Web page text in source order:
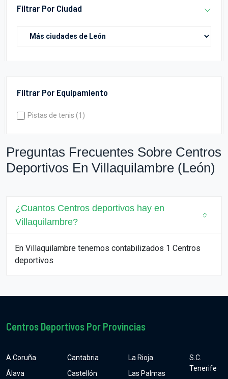
Filtrar Por Ciudad
Filtrar Por Equipamiento
Pistas de tenis (1)
Preguntas Frecuentes Sobre Centros
Deportivos En Villaquilambre (León)
¿Cuantos Centros deportivos hay en
Villaquilambre?
En Villaquilambre tenemos contabilizados 1 Centros
deportivos
Centros Deportivos Por Provincias
A Coruña
Álava
Cantabria
Castellón
La Rioja
Las Palmas
S.C.
Tenerife